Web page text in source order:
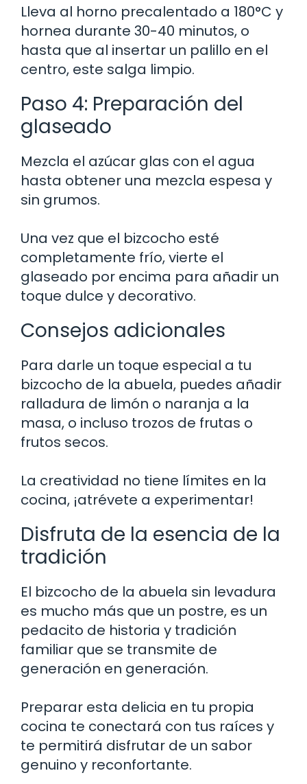
Lleva al horno precalentado a 180°C y
hornea durante 30-40 minutos, o
hasta que al insertar un palillo en el
centro, este salga limpio.
Paso 4: Preparación del
glaseado
Mezcla el azúcar glas con el agua
hasta obtener una mezcla espesa y
sin grumos.
Una vez que el bizcocho esté
completamente frío, vierte el
glaseado por encima para añadir un
toque dulce y decorativo.
Consejos adicionales
Para darle un toque especial a tu
bizcocho de la abuela, puedes añadir
ralladura de limón o naranja a la
masa, o incluso trozos de frutas o
frutos secos.
La creatividad no tiene límites en la
cocina, ¡atrévete a experimentar!
Disfruta de la esencia de la
tradición
El bizcocho de la abuela sin levadura
es mucho más que un postre, es un
pedacito de historia y tradición
familiar que se transmite de
generación en generación.
Preparar esta delicia en tu propia
cocina te conectará con tus raíces y
te permitirá disfrutar de un sabor
genuino y reconfortante.